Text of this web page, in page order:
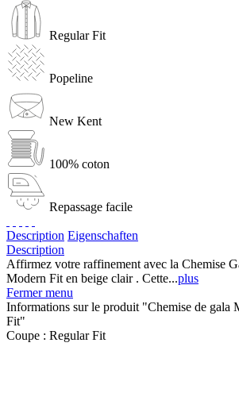
Regular Fit
Popeline
New Kent
100% coton
Repassage facile
Description Eigenschaften
Description
Affirmez votre raffinement avec la Chemise
Modern Fit en beige clair . Cette...plus
Fermer menu
Informations sur le produit "Chemise de
Fit"
Coupe : Regular Fit